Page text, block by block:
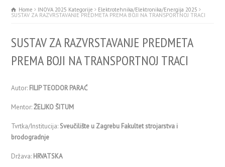
Home INOVA 2025 Kategorije Elektrotehnika/Elektronika/Energija 2025
SUSTAV ZA RAZVRSTAVANJE PREDMETA PREMA BOJI NA TRANSPORTNOJ TRACI
SUSTAV ZA RAZVRSTAVANJE PREDMETA
PREMA BOJI NA TRANSPORTNOJ TRACI
Autor: FILIP TEODOR PARAĆ
Mentor:ŽELJKO ŠITUM
Tvrtka/Institucija: Sveučilište u Zagrebu Fakultet strojarstva i
brodogradnje
Država: HRVATSKA